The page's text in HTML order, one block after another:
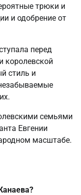
трюки и
и одобрение от
перед
королевской
стиль и
семьями
Евгении
масштабе.